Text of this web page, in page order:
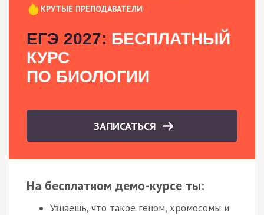
КРУТЫЕ ПРЕПОДАВАТЕЛИ
ЕГЭ 2027: БЕСПЛАТНЫЙ
КУРС
ПО БИОЛОГИИ
ЗАПИСАТЬСЯ
На бесплатном демо-курсе ты:
Узнаешь, что такое геном, хромосомы и